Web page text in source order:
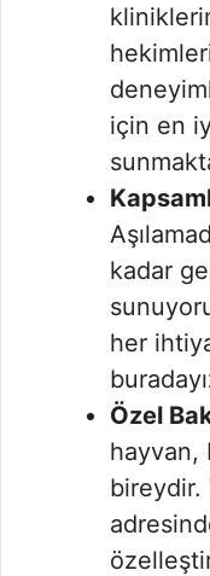
için en
kadar
her
Özel
hayvan,
bireydir.